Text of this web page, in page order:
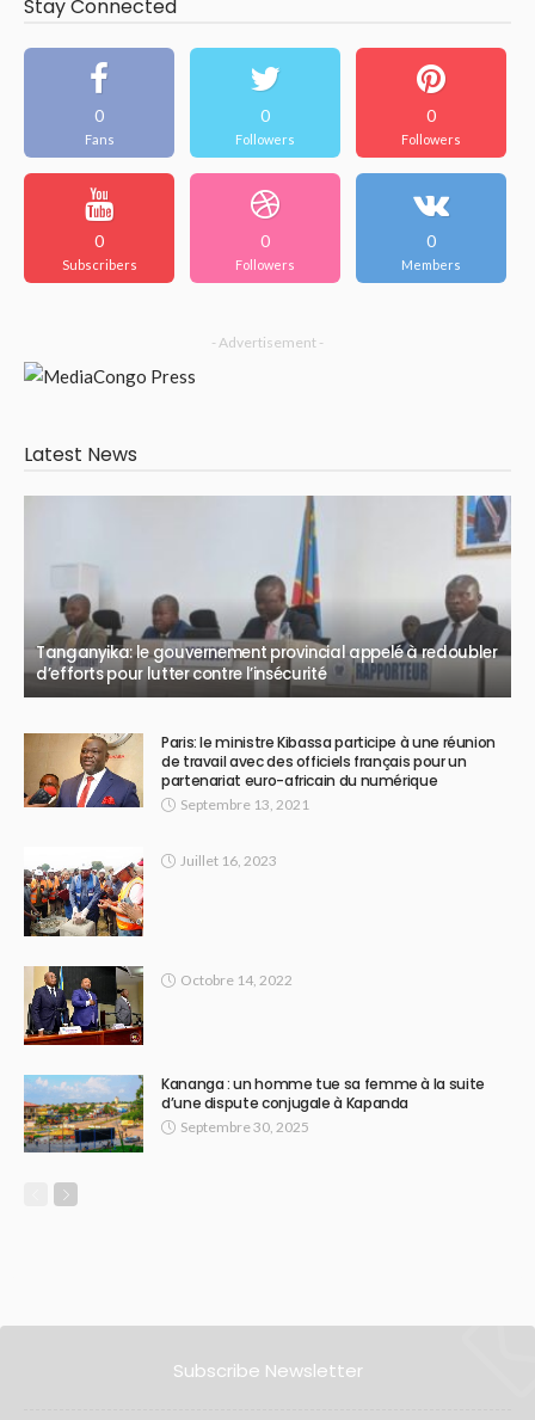
Stay Connected
0
Fans
0
Followers
0
Followers
0
Subscribers
0
Followers
0
Members
- Advertisement -
Latest News
Tanganyika: le gouvernement provincial appelé à redoubler
d’efforts pour lutter contre l’insécurité
Paris: le ministre Kibassa participe à une réunion
de travail avec des officiels français pour un
partenariat euro-africain du numérique
Septembre 13, 2021
Juillet 16, 2023
Octobre 14, 2022
Kananga : un homme tue sa femme à la suite
d’une dispute conjugale à Kapanda
Septembre 30, 2025
Subscribe Newsletter